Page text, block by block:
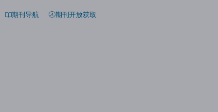
期刊导航 期刊开放获取